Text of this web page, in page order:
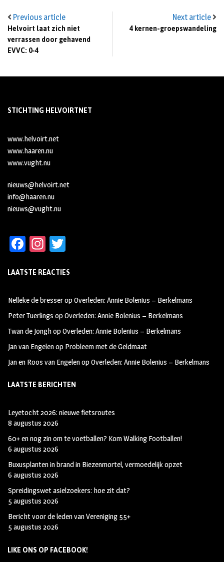
Previous article
Helvoirt laat zich niet
verrassen door gehavend
EVVC: 0-4
Next article
4 kernen-groepswandeling
STICHTING HELVOIRTNET
www.helvoirt.net
www.haaren.nu
www.vught.nu
nieuws@helvoirt.net
info@haaren.nu
nieuws@vught.nu
Fa
b
oo
k
In
ag
m
tt
LAATSTE REACTIES
Nelleke de bresseropOverleden: Annie Bolenius – Berkelmans
Peter Tuerlings opOverleden: Annie Bolenius – Berkelmans
Twan de JonghopOverleden: Annie Bolenius – Berkelmans
Jan van Engelenop Probleem met de Geldmaat
Jan en Roos van EngelenopOverleden: Annie Bolenius – Berkelmans
LAATSTE BERICHTEN
Leyetocht 2026: nieuwe fietsroutes
8 augustus 2026
60+ en nog zin om te voetballen? Kom Walking Footballen!
6 augustus 2026
Buxusplanten in brand in Biezenmortel, vermoedelijk opzet
6 augustus 2026
Spreidingswet asielzoekers: hoe zit dat?
5 augustus 2026
Bericht voor de leden van Vereniging 55+
5 augustus 2026
LIKE ONS OP FACEBOOK!